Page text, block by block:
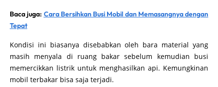
Baca juga: Cara Bersihkan Busi Mobil dan Memasangnya dengan
Tepat
Kondisi ini biasanya disebabkan oleh bara material yang
masih menyala di ruang bakar sebelum kemudian busi
memercikkan listrik untuk menghasilkan api. Kemungkinan
mobil terbakar bisa saja terjadi.